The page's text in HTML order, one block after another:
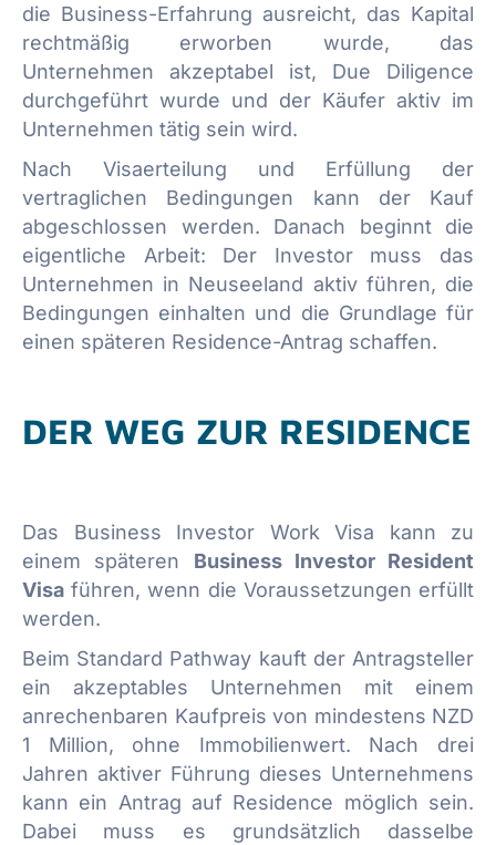
die Business-Erfahrung ausreicht, das Kapital
rechtmäßig erworben wurde, das
Unternehmen akzeptabel ist, Due Diligence
durchgeführt wurde und der Käufer aktiv im
Unternehmen tätig sein wird.
Nach Visaerteilung und Erfüllung der
vertraglichen Bedingungen kann der Kauf
abgeschlossen werden. Danach beginnt die
eigentliche Arbeit: Der Investor muss das
Unternehmen in Neuseeland aktiv führen, die
Bedingungen einhalten und die Grundlage für
einen späteren Residence-Antrag schaffen.
DER WEG ZUR RESIDENCE
Das Business Investor Work Visa kann zu
einem späteren Business Investor Resident
Visa führen, wenn die Voraussetzungen erfüllt
werden.
Beim Standard Pathway kauft der Antragsteller
ein akzeptables Unternehmen mit einem
anrechenbaren Kaufpreis von mindestens NZD
1 Million, ohne Immobilienwert. Nach drei
Jahren aktiver Führung dieses Unternehmens
kann ein Antrag auf Residence möglich sein.
Dabei muss es grundsätzlich dasselbe